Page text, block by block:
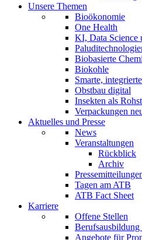
Unsere Themen
Bioökonomie
One Health
KI, Data
Biobasierte
Biokohle
Smarte,
Obstbau digital
Insekten als
Verpackungen
Aktuelles und Presse
News
Veranstaltungen
Rückblick
Archiv
Tagen am ATB
ATB Fact Sheet
Karriere
Offene Stellen
Berufsausbildung
Angebote für